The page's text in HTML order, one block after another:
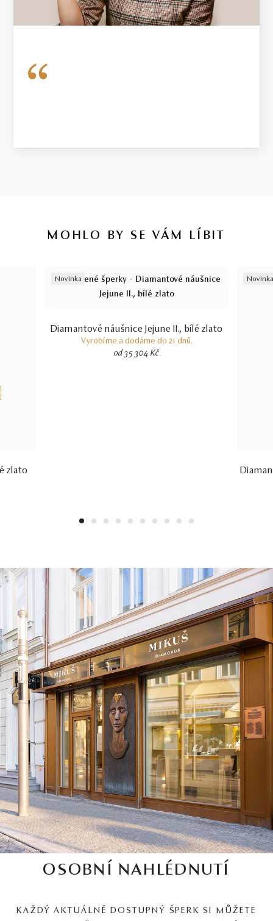
MOHLO BY SE VÁM LÍBIT
zlato
Novinka
Diamantové náušnice Jejune II., bílé zlato
Vyrobíme a dodáme do 21 dnů.
od 35 304 Kč
Novinka
1 2 3 4 5 6 7 8 9 10
OSOBNÍ NAHLÉDNUTÍ
KAŽDÝ AKTUÁLNĚ DOSTUPNÝ ŠPERK SI MŮŽETE